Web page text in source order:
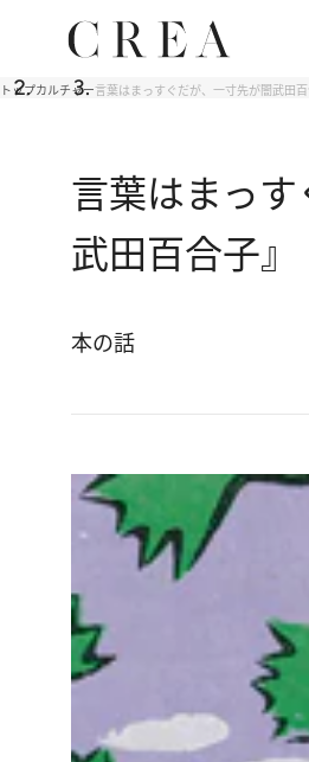
トップカルチャー言葉はまっすぐだが、一寸先が闇武田
言葉はまっ
武田百合子』
本の話